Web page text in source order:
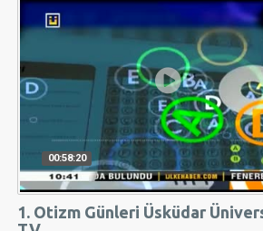
00:58:20
1. Otizm Günleri Üsküdar